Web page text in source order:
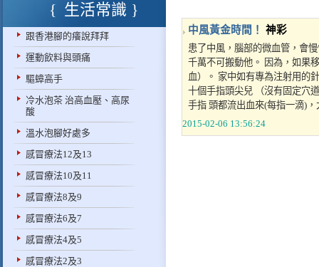
生活常識
跟香港腳的癢說拜拜
運動飲料與頭痛
驅蟑高手
冷水泡茶 治高血壓、高尿
酸
溫水泡腳好處多
感冒療法12及13
感冒療法10及11
感冒療法8及9
感冒療法6及7
感冒療法4及5
感冒療法2及3
中風黃金時間！神彩
患了中風，腦部的微血管，會
千萬不可搬動他。 因為，如果
血）。 家中如有專為注射用的
十個手指頭尖兒 （沒有固定穴
手指 頭都流出血來(每指一滴)，
2015-02-06 13:56:24